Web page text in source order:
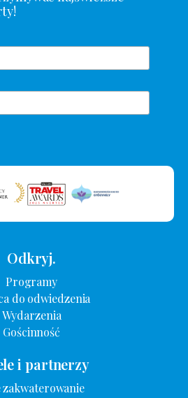
Odkryj.
Programy
do odwiedzenia
Wydarzenia
Gościnność
i partnerzy
zakwaterowanie